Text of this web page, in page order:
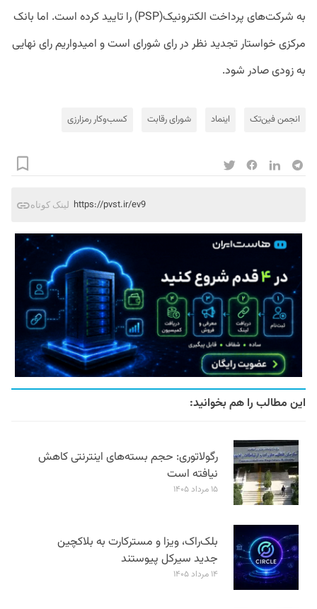
به شرکت‌های پرداخت الکترونیک(PSP) را تایید کرده است. اما بانک
مرکزی خواستار تجدید نظر در رای شورای است و امیدواریم رای نهایی
به زودی صادر شود.
انجمن فین‌تک اینماد شورای رقابت کسب‌وکار رمزارزی
لینک کوتاه https://pvst.ir/ev9
این مطالب را هم بخوانید:
رگولاتوری: حجم بسته‌های اینترنتی کاهش
نیافته است
۱۵ مرداد ۱۴۰۵
بلک‌راک، ویزا و مسترکارت به بلاکچین
جدید سیرکل پیوستند
۱۴ مرداد ۱۴۰۵